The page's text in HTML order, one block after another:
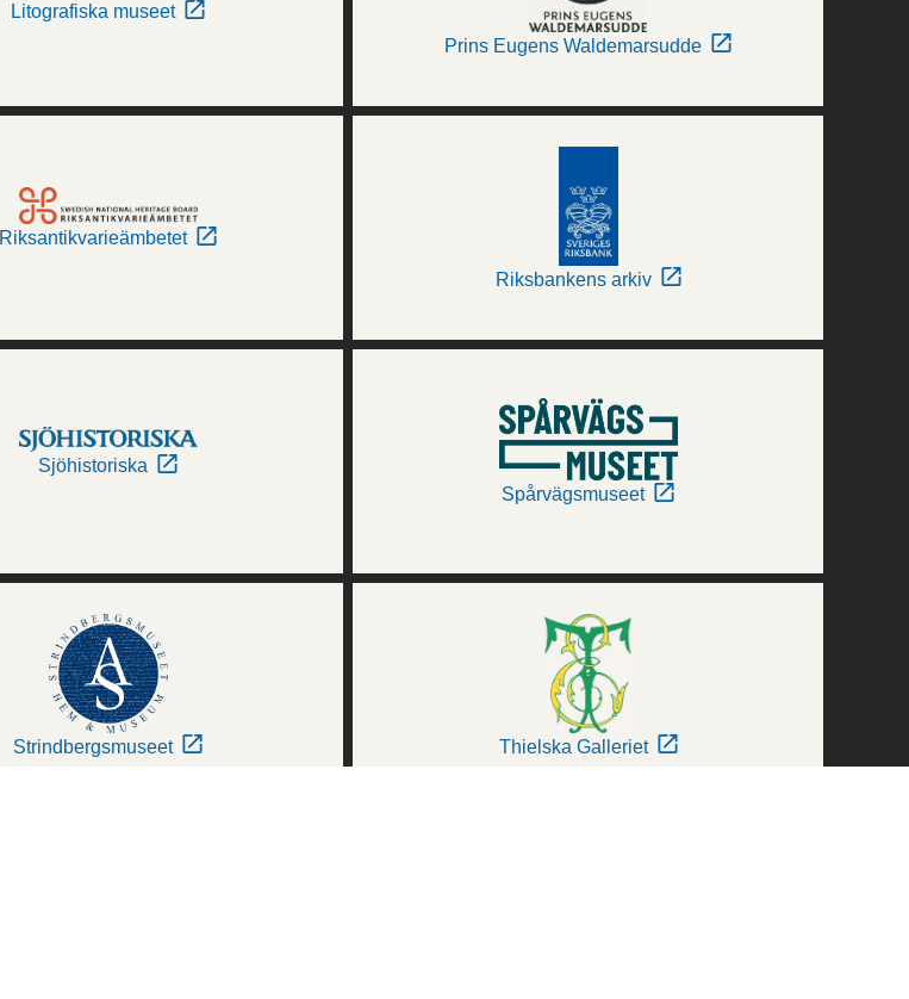
Litografiska museet
Prins Eugens Waldemarsudde
Riksantikvarieämbetet
Riksbankens arkiv
Sjöhistoriska
Spårvägsmuseet
Strindbergsmuseet Thielska Galleriet